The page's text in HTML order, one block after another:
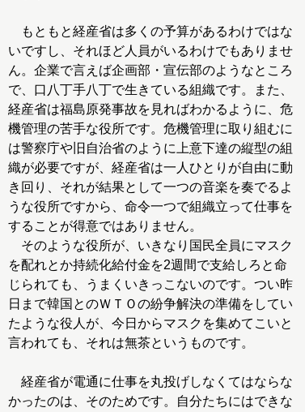
もともと経産省は多くの予算があるわけではな
いですし、それほど人員がいるわけでもありませ
ん。企業で言えば企画部・宣伝部のようなところ
で、口八丁手八丁で生きている組織です。また、
経産省は福島原発事故を見ればわかるように、危
機管理の苦手な役所です。危機管理に取り組むに
は警察庁や旧自治省のように上意下達の縦型の組
織が必要ですが、経産省は一人ひとりが自由に動
き回り、それが結果として一つの音楽を奏でるよ
うな役所ですから、命令一つで組織立って仕事を
することが得意ではありません。
そのような役所が、いきなり国民全員にマスク
を配れとか持続化給付金を2週間で支給しろと命
じられても、うまくいきっこないのです。つい昨
日まで韓国とのＷＴＯの紛争解決の準備をしてい
たような役人が、今日からマスクを集めてこいと
言われても、それは無茶というものです。
経産省が電通に仕事を丸投げしなくてはならな
かったのは、そのためです。自分たちにはできな